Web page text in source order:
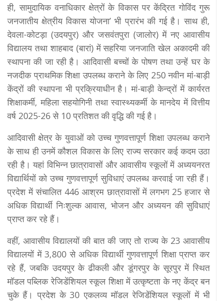
ही, सामुदायिक वनाधिकार क्षेत्रों के विकास पर केंद्रित गोविंद गुरू
जनजातीय क्षेत्रीय विकास योजना’ भी प्रारंभ की गई है। साथ ही,
देवला-कोटड़ा (उदयपुर) और जसवंतपुरा (जालोर) में नए आवासीय
विद्यालय तथा शाहबाद (बारां) में सहरिया जनजाति खेल अकादमी की
स्थापना की जा रही है। आदिवासी बच्चों के पोषण तथा उन्हें घर के
नजदीक प्राथमिक शिक्षा उपलब्ध कराने के लिए 250 नवीन मां-बाड़ी
केंद्रों की स्थापना भी प्रक्रियाधीन है। मां-बाड़ी केन्द्रों में कार्यरत
शिक्षाकर्मी, महिला सहयोगिनी तथा स्वास्थ्यकर्मी के मानदेय में वित्तीय
वर्ष 2025-26 से 10 प्रतिशत की वृद्धि की गई है।
आदिवासी क्षेत्र के युवाओं को उच्च गुणवत्तापूर्ण शिक्षा उपलब्ध कराने
के साथ ही उनमें कौशल विकास के लिए राज्य सरकार कई कदम उठा
रही है। यहां विभिन्न छात्रावासों और आवासीय स्कूलों में अध्ययनरत
विद्यार्थियों को उच्च गुणवत्तापूर्ण सुविधाएं उपलब्ध करवाई जा रही हैं।
प्रदेश में संचालित 446 आश्रम छात्रावासों में लगभग 25 हजार से
अधिक विद्यार्थी निःशुल्क आवास, भोजन और अध्ययन की सुविधाएं
प्राप्त कर रहे हैं।
वहीं, आवासीय विद्यालयों की बात की जाए तो राज्य के 23 आवासीय
विद्यालयों में 3,800 से अधिक विद्यार्थी गुणवत्तापूर्ण शिक्षा प्राप्त कर
रहे हैं, जबकि उदयपुर के ढीकली और डूंगरपुर के सूरपुर में स्थित
मॉडल पब्लिक रेजिडेंशियल स्कूल शिक्षा में उत्कृष्टता के नए केंद्र बन
चुके हैं। प्रदेश के 30 एकलव्य मॉडल रेजिडेंशियल स्कूलों में भी